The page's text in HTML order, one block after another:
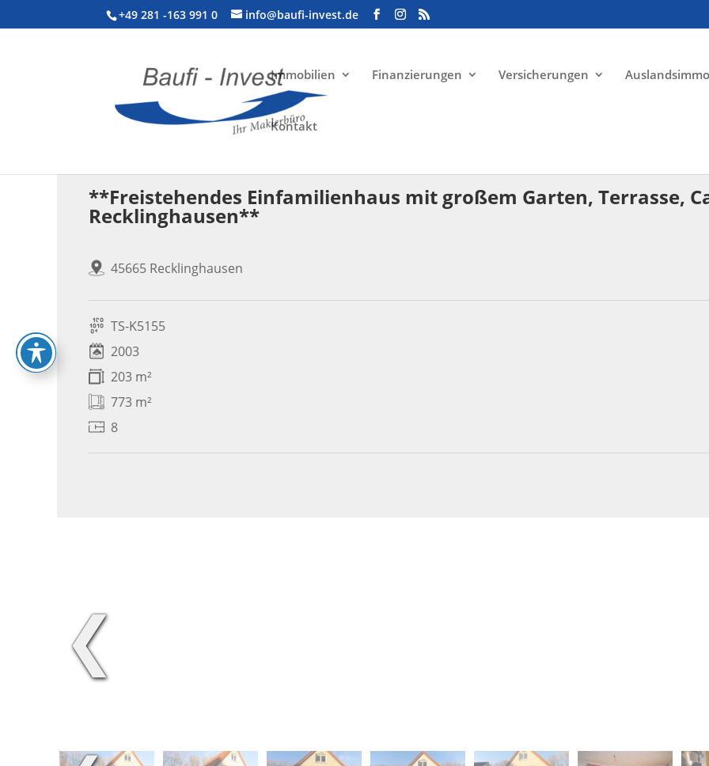
+49 281 -163 991 0 info@baufi-invest.de
Immobilien Finanzierungen Versicherungen
Kontakt
**Freistehendes Einfamilienhaus mit großem Garten, Terrasse,
Recklinghausen**
45665 Recklinghausen
TS-K5155
2003
203 m²
773 m²
8
❮